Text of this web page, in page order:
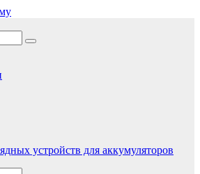
батареи
электрических схем зарядных
статьи по электричеству
устройств для аккумуляторов